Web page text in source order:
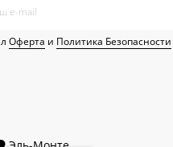
Оферта и Политика Безопасности